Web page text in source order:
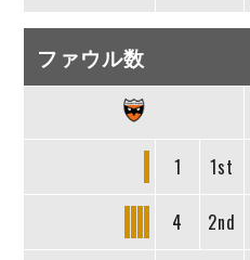
ファウル数
1 1st
4 2nd